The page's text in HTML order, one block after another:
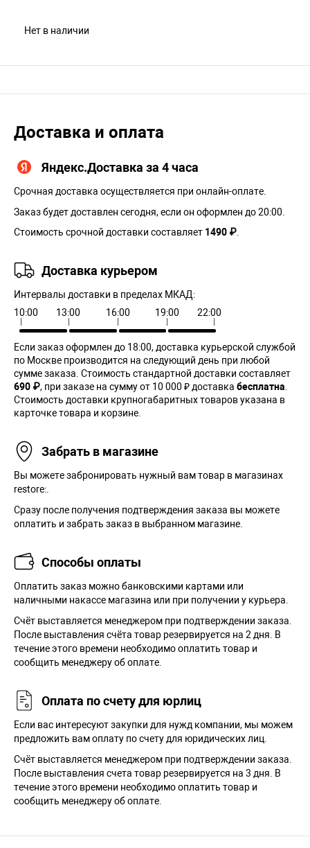
Нет в наличии
Доставка и оплата
Яндекс.Доставка за 4 часа
Срочная доставка осуществляется при онлайн-оплате.
Заказ будет доставлен сегодня, если он оформлен до 20:00.
Стоимость срочной доставки составляет 1490 ₽
Доставка курьером
Интервалы доставки в пределах МКАД:
10:00
13:00 16:00 19:00 22:00
Если заказ оформлен до 18:00, доставка курьерской службой
по Москве производится на следующий день при любой
сумме заказа. Cтоимость стандартной доставки составляет
690 ₽, при заказе на сумму от 10 000 ₽ доставка бесплатна
Стоимость доставки крупногабаритных товаров указана в
карточке товара и корзине.
Забрать в магазине
Вы можете забронировать нужный вам товар в магазинах
restore:.
Сразу после получения подтверждения заказа вы можете
оплатить и забрать заказ в выбранном магазине.
Способы оплаты
Оплатить заказ можно банковскими картами или
наличными накассе магазина или при получении у курьера.
Cчёт выставляется менеджером при подтверждении заказа.
После выставления счёта товар резервируется на 2 дня. В
течение этого времени необходимо оплатить товар и
сообщить менеджеру об оплате.
Оплата по счету для юрлиц
Если вас интересуют закупки для нужд компании, мы можем
предложить вам оплату по счету для юридических лиц.
Счёт выставляется менеджером при подтверждении заказа.
После выставления счета товар резервируется на 3 дня. В
течение этого времени необходимо оплатить товар и
сообщить менеджеру об оплате.